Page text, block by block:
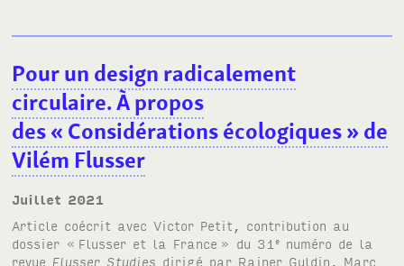
Pour un design radicalement
circulaire. À propos
des « Considérations écologiques» de
Vilém Flusser
juillet 2021
Article coécrit avec Victor Petit, contribution au
dossier « Flusser et la France » du 31 e
numéro de la
revue Flusser Studies dirigé par Rainer Guldin, Marc